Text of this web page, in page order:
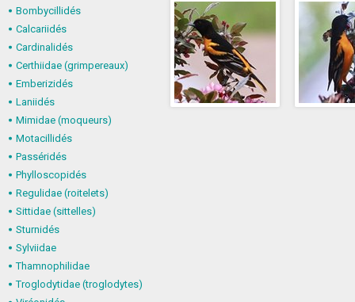
Bombycillidés
Calcariidés
Cardinalidés
Certhiidae (grimpereaux)
Emberizidés
Laniidés
Mimidae (moqueurs)
Motacillidés
Passéridés
Phylloscopidés
Regulidae (roitelets)
Sittidae (sittelles)
Sturnidés
Sylviidae
Thamnophilidae
Troglodytidae (troglodytes)